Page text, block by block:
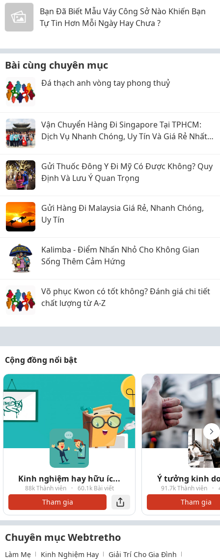
Bạn Đã Biết Mẫu Váy Công Sở Nào Khiến Bạn
Tự Tin Hơn Mỗi Ngày Hay Chưa ?
Bài cùng chuyên mục
Đá thạch anh vòng tay phong thuỷ
Vận Chuyển Hàng Đi Singapore Tại TPHCM:
Dịch Vụ Nhanh Chóng, Uy Tín Và Giá Rẻ Nhất
Gửi Thuốc Đông Y Đi Mỹ Có Được Không? Quy
Định Và Lưu Ý Quan Trọng
Gửi Hàng Đi Malaysia Giá Rẻ, Nhanh Chóng,
Uy Tín
Kalimba - Điểm Nhấn Nhỏ Cho Không Gian
Sống Thêm Cảm Hứng
Võ phục Kwon có tốt không? Đánh giá chi tiết
chất lượng từ A-Z
Cộng đồng nổi bật
Kinh nghiệm hay hữu íc...
88k Thành viên · 60.1k Bài viết
Tham gia
Ý tưởng kinh
91.7k Thành viên ·
Tham gia
Chuyên mục Webtretho
Làm Mẹ Kinh Nghiệm Hay Giải Trí Cho Gia Đình